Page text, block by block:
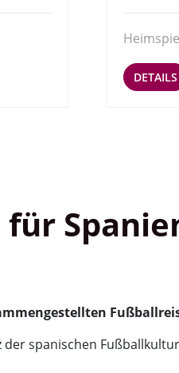
DETAILS
der spanischen